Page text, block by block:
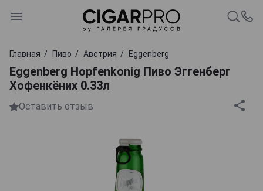
Главная Пиво Австрия Eggenberg
Eggenberg Hopfenkonig Пиво Эггенберг
Хофенкёних 0.33л
Оставить отзыв